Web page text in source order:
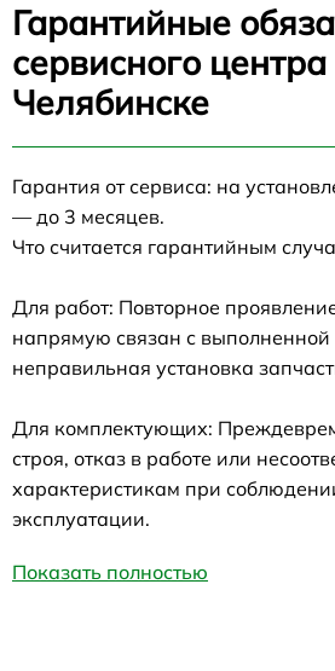
Гарантийные
сервисного центра
Челябинске
Гарантия от сервиса: на
— до 3 месяцев.
Что считается гарантийным
Для работ: Повторное
напрямую связан с
неправильная установка
Для комплектующих:
строя, отказ в работе или
характеристикам при
эксплуатации.
Показать полностью